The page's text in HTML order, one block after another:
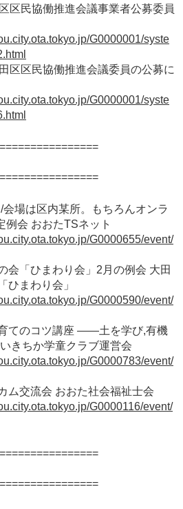
区民協働推進会議事業者公募委員
G0000001/syste
区区民協働推進会議委員の公募に
G0000001/syste
会場は区内某所。もちろんオンラ
例会 おおたTSネット
G0000655/event/
会「ひまわり会」2月の例会 大田
ひまわり会」
G0000590/event/
てのコツ講座 ――土を学び,有機
きちか学童クラブ運営会
G0000783/event/
ム交流会 おおた社会福祉士会
G0000116/event/